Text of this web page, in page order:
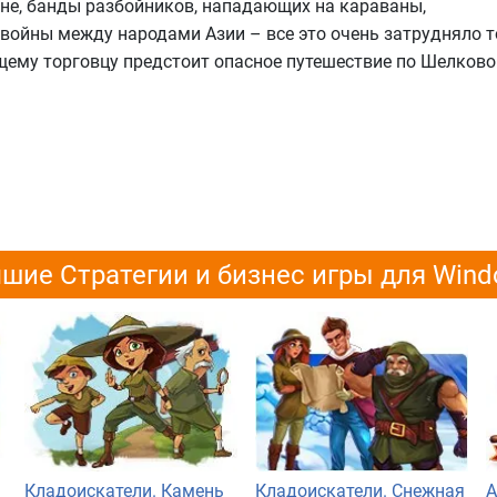
банды разбойников, нападающих на караваны,
между народами Азии – все это очень затрудняло
торговцу предстоит опасное путешествие по
Стратегии и бизнес игры для
Кладоискатели. Камень Кладоискатели. Снежная